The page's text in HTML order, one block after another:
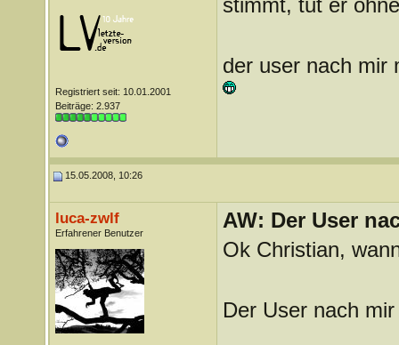
Registriert seit: 10.01.2001
Beiträge: 2.937
stimmt, tut er
der user nach mir
15.05.2008, 10:26
luca-zwlf
Erfahrener Benutzer
AW: Der User
Ok Christian,
Der User nach